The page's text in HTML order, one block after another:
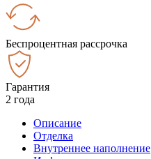
Беспроцентная рассрочка
Гарантия
2 года
Описание
Отделка
Внутреннее наполнение